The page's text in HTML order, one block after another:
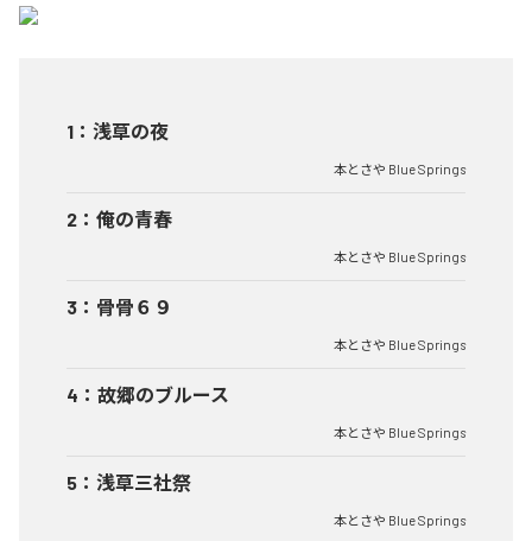
1 ： 浅草の夜
本とさや Blue Springs
2 ： 俺の青春
本とさや Blue Springs
3 ： 骨骨６９
本とさや Blue Springs
4 ： 故郷のブルース
本とさや Blue Springs
5 ： 浅草三社祭
本とさや Blue Springs